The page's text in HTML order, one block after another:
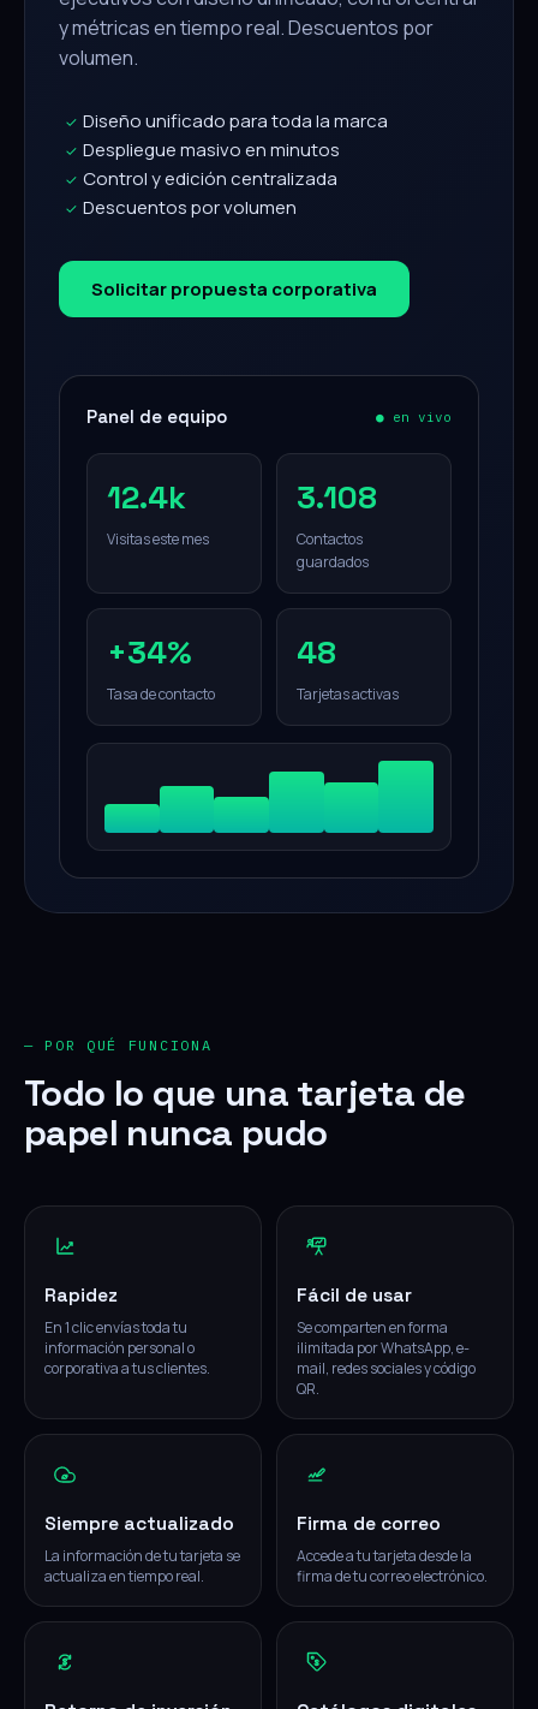
y métricas en tiempo real. Descuentos por
volumen.
✓ Diseño unificado para toda la marca
✓ Despliegue masivo en minutos
✓ Control y edición centralizada
✓ Descuentos por volumen
Solicitar propuesta corporativa
Panel de equipo ● en vivo
12.4k
Visitas este mes
3.108
Contactos
guardados
+34%
Tasa de contacto
48
Tarjetas activas
— POR QUÉ FUNCIONA
Todo lo que una tarjeta de
papel nunca pudo
Rapidez
En 1 clic envías toda tu
información personal o
corporativa a tus clientes.
Fácil de usar
Se comparten en forma
ilimitada por WhatsApp, e-
mail, redes sociales y código
QR.
Siempre actualizado
La información de tu tarjeta se
actualiza en tiempo real.
Firma de correo
Accede a tu tarjeta desde la
firma de tu correo electrónico.